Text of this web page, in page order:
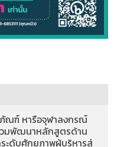
ภัณฑ์ หารือจุฬาลงกรณ์
มพัฒนาหลักสูตรด้าน
ะดับศักยภาพผู้บริหารสู่